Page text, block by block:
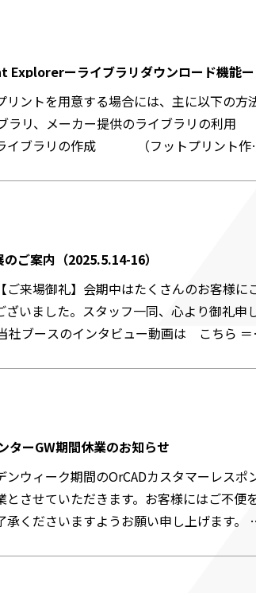
Explorerーライブラリダウンロード機能ー
リントを用意する場合には、主に以下の方
リ、メーカー提供のライブラリの利用
イブラリの作成 （フットプリント作
ご案内（2025.5.14-16）
中はたくさんのお客様に
いました。スタッフ一同、心より御礼申
社ブースのインタビュー動画は こちら ＝
ターGW期間休業のお知らせ
ウィーク期間のOrCADカスタマーレスポ
させていただきます。お客様にはご不便
承くださいますようお願い申し上げます